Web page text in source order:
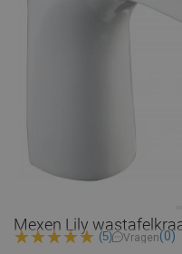
Mexen Lily
(5) Vragen(0)